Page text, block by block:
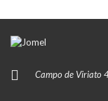
Campo de Viriato